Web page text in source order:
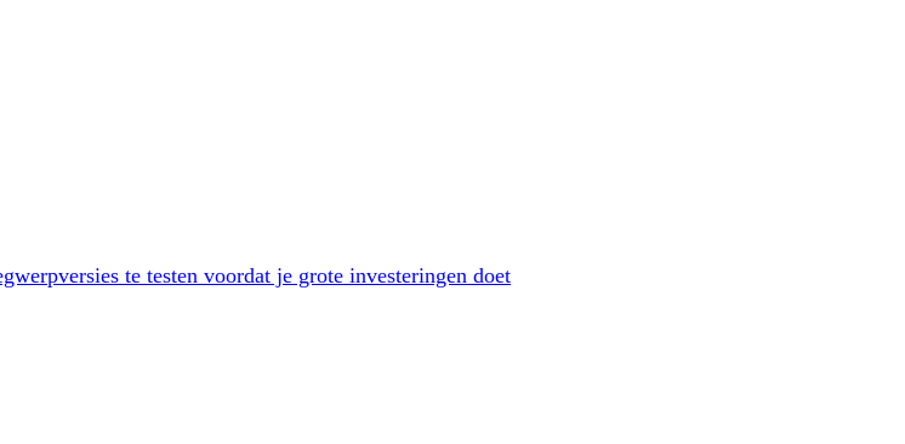
te testen voordat je grote investeringen doet